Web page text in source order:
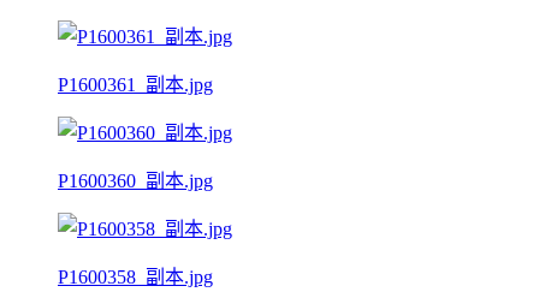
P1600361_副本.jpg
P1600360_副本.jpg
P1600358_副本.jpg